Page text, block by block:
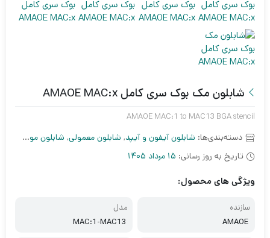
شابلون مک بوک سری کامل AMAOE MAC:x
AMAOE MAC:1 to MAC13 BGA stencil
دسته‌بندی‌ها: شابلون آیفون و آیپد, شابلون معمولی, شابلون موبایل
تاریخ به روز رسانی: 15 مرداد 1405
ویژگی های محصول:
سازنده
AMAOE
مدل
MAC:1-MAC13